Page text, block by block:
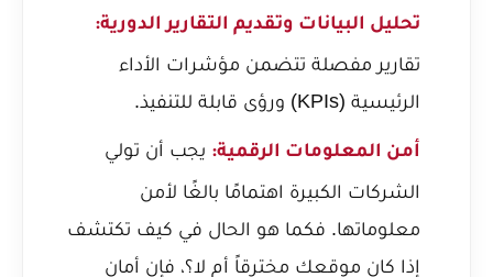
تحليل البيانات وتقديم التقارير الدورية:
تقارير مفصلة تتضمن مؤشرات الأداء
الرئيسية (KPIs) ورؤى قابلة للتنفيذ.
أمن المعلومات الرقمية: يجب أن تولي
الشركات الكبيرة اهتمامًا بالغًا لأمن
معلوماتها. فكما هو الحال في كيف تكتشف
إذا كان موقعك مخترقاً أم لا؟، فإن أمان